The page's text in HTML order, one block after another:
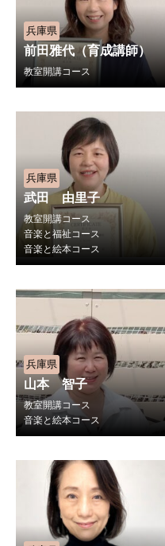
兵庫県
前田雅代（育成講師）
教室開講コース
兵庫県
武田 由里子
教室開講コース
音楽と福祉コース
音楽と絵本コース
兵庫県
山本 智子
教室開講コース
音楽と絵本コース